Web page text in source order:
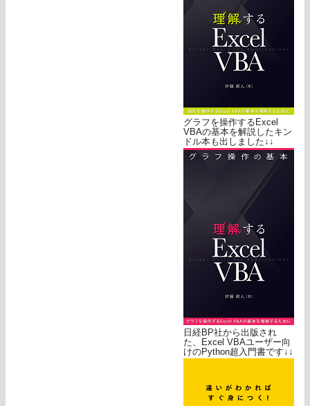
グラフを操作するExcel
VBAの基本を解説したキン
ドル本も出しました↓↓
日経BP社から出版され
た、Excel VBAユーザー向
けのPython超入門書です↓↓